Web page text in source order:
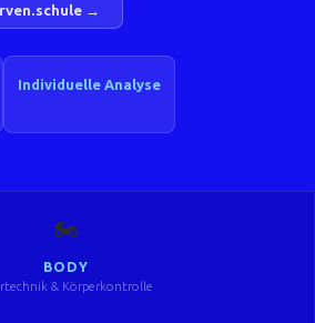
→
Individuelle Analyse
🏍️
BODY
& Körperkontrolle